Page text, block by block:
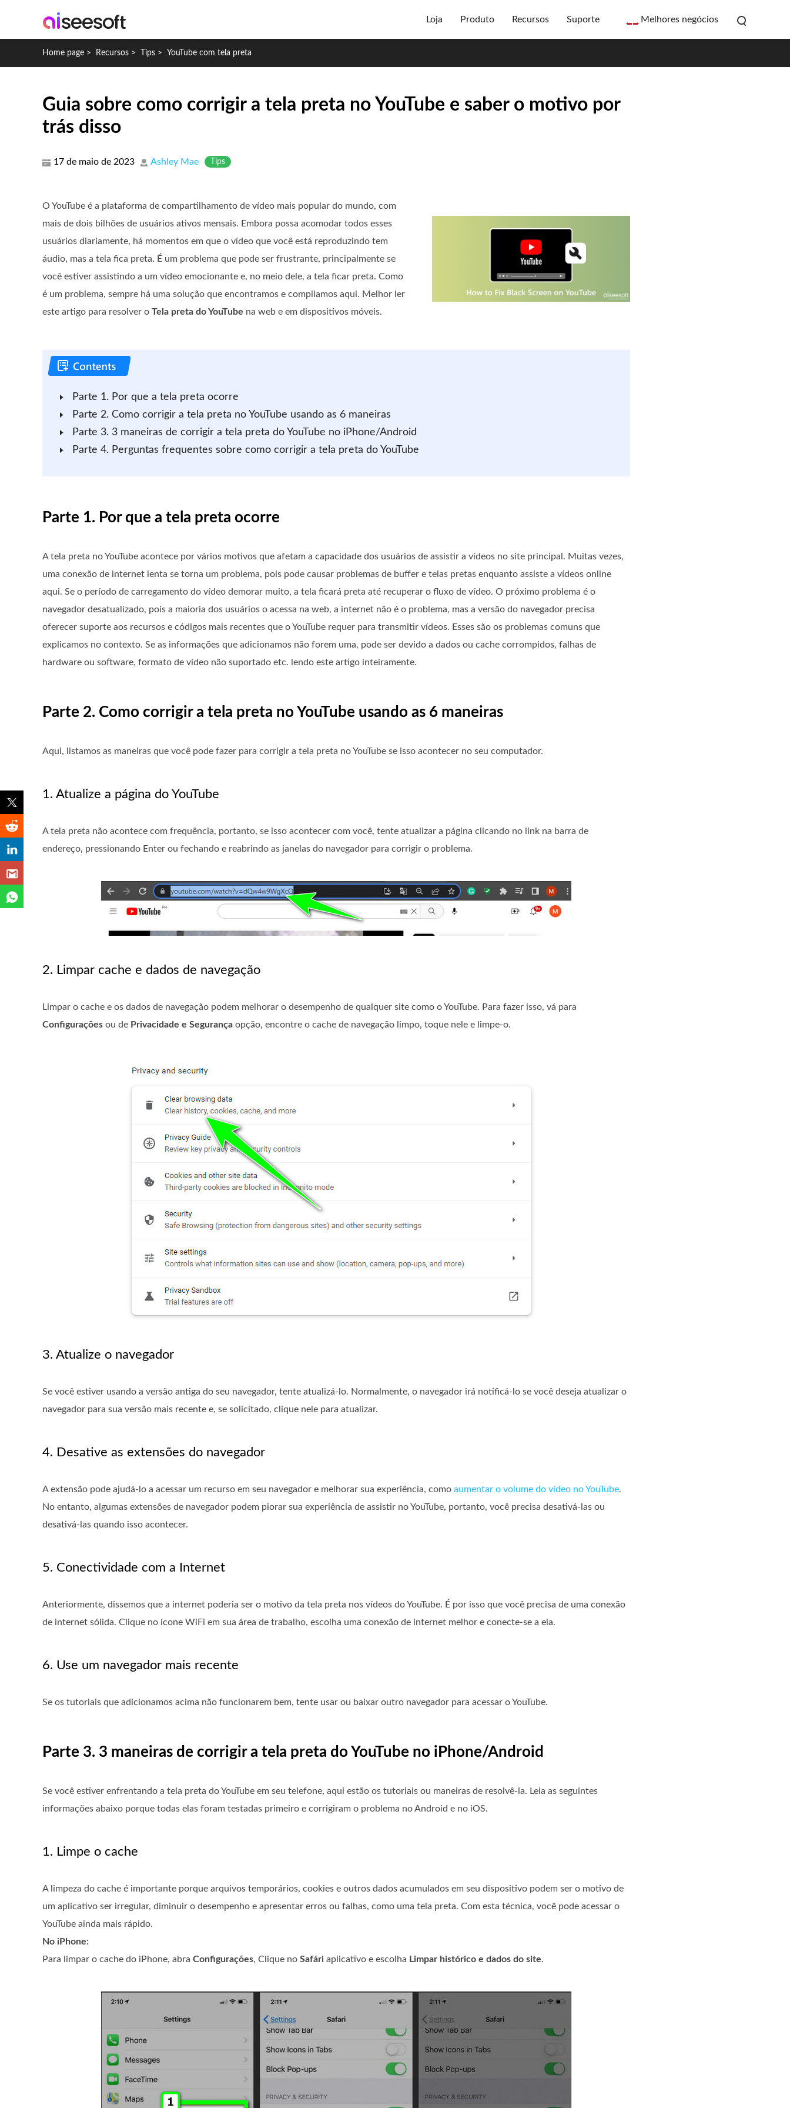
Loja Produto Recursos Suporte Melhores negócios
Home page > Recursos > Tips > YouTube com tela preta
Guia sobre como corrigir a tela preta no YouTube e saber o motivo por
trás disso
17 de maio de 2023 Ashley Mae Tips
O YouTube é a plataforma de compartilhamento de vídeo mais popular do mundo, com
mais de dois bilhões de usuários ativos mensais. Embora possa acomodar todos esses
usuários diariamente, há momentos em que o vídeo que você está reproduzindo tem
áudio, mas a tela fica preta. É um problema que pode ser frustrante, principalmente se
você estiver assistindo a um vídeo emocionante e, no meio dele, a tela ficar preta. Como
é um problema, sempre há uma solução que encontramos e compilamos aqui. Melhor ler
este artigo para resolver o Tela preta do YouTube na web e em dispositivos móveis.
Parte 1. Por que a tela preta ocorre
Parte 2. Como corrigir a tela preta no YouTube usando as 6 maneiras
Parte 3. 3 maneiras de corrigir a tela preta do YouTube no iPhone/Android
Parte 4. Perguntas frequentes sobre como corrigir a tela preta do YouTube
Parte 1. Por que a tela preta ocorre
A tela preta no YouTube acontece por vários motivos que afetam a capacidade dos usuários de assistir a vídeos no site principal. Muitas vezes,
uma conexão de internet lenta se torna um problema, pois pode causar problemas de buffer e telas pretas enquanto assiste a vídeos online
aqui. Se o período de carregamento do vídeo demorar muito, a tela ficará preta até recuperar o fluxo de vídeo. O próximo problema é o
navegador desatualizado, pois a maioria dos usuários o acessa na web, a internet não é o problema, mas a versão do navegador precisa
oferecer suporte aos recursos e códigos mais recentes que o YouTube requer para transmitir vídeos. Esses são os problemas comuns que
explicamos no contexto. Se as informações que adicionamos não forem uma, pode ser devido a dados ou cache corrompidos, falhas de
hardware ou software, formato de vídeo não suportado etc. lendo este artigo inteiramente.
Parte 2. Como corrigir a tela preta no YouTube usando as 6 maneiras
Aqui, listamos as maneiras que você pode fazer para corrigir a tela preta no YouTube se isso acontecer no seu computador.
1. Atualize a página do YouTube
A tela preta não acontece com frequência, portanto, se isso acontecer com você, tente atualizar a página clicando no link na barra de
endereço, pressionando Enter ou fechando e reabrindo as janelas do navegador para corrigir o problema.
2. Limpar cache e dados de navegação
Limpar o cache e os dados de navegação podem melhorar o desempenho de qualquer site como o YouTube. Para fazer isso, vá para
Configurações ou de Privacidade e Segurança opção, encontre o cache de navegação limpo, toque nele e limpe-o.
3. Atualize o navegador
Se você estiver usando a versão antiga do seu navegador, tente atualizá-lo. Normalmente, o navegador irá notificá-lo se você deseja atualizar o
navegador para sua versão mais recente e, se solicitado, clique nele para atualizar.
4. Desative as extensões do navegador
A extensão pode ajudá-lo a acessar um recurso em seu navegador e melhorar sua experiência, como aumentar o volume do vídeo no YouTube.
No entanto, algumas extensões de navegador podem piorar sua experiência de assistir no YouTube, portanto, você precisa desativá-las ou
desativá-las quando isso acontecer.
5. Conectividade com a Internet
Anteriormente, dissemos que a internet poderia ser o motivo da tela preta nos vídeos do YouTube. É por isso que você precisa de uma conexão
de internet sólida. Clique no ícone WiFi em sua área de trabalho, escolha uma conexão de internet melhor e conecte-se a ela.
6. Use um navegador mais recente
Se os tutoriais que adicionamos acima não funcionarem bem, tente usar ou baixar outro navegador para acessar o YouTube.
Parte 3. 3 maneiras de corrigir a tela preta do YouTube no iPhone/Android
Se você estiver enfrentando a tela preta do YouTube em seu telefone, aqui estão os tutoriais ou maneiras de resolvê-la. Leia as seguintes
informações abaixo porque todas elas foram testadas primeiro e corrigiram o problema no Android e no iOS.
1. Limpe o cache
A limpeza do cache é importante porque arquivos temporários, cookies e outros dados acumulados em seu dispositivo podem ser o motivo de
um aplicativo ser irregular, diminuir o desempenho e apresentar erros ou falhas, como uma tela preta. Com esta técnica, você pode acessar o
YouTube ainda mais rápido.
No iPhone:
Para limpar o cache do iPhone, abra Configurações, Clique no Safári aplicativo e escolha Limpar histórico e dados do site.